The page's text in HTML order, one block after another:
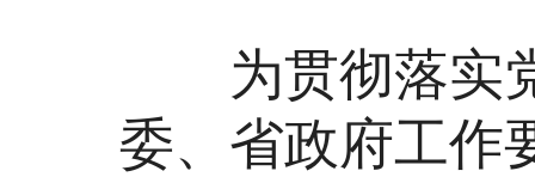
为贯彻落实党
委、省政府工作